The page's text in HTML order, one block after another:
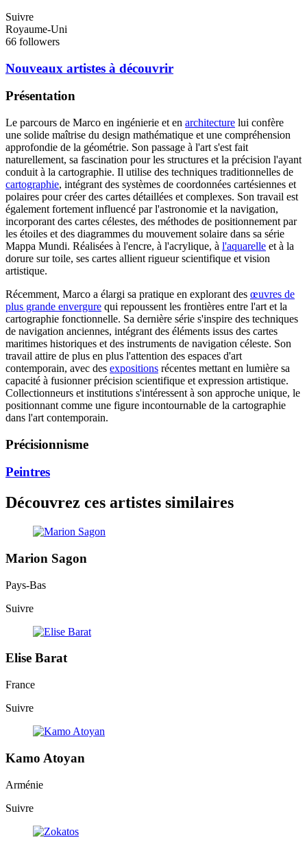
Suivre
Royaume-Uni
66 followers
Nouveaux artistes à découvrir
Présentation
Le parcours de Marco en ingénierie et en architecture lui confère
une solide maîtrise du design mathématique et une compréhension
approfondie de la géométrie. Son passage à l'art s'est fait
naturellement, sa fascination pour les structures et la précision l'ayant
conduit à la cartographie. Il utilise des techniques traditionnelles de
cartographie, intégrant des systèmes de coordonnées cartésiennes et
polaires pour créer des cartes détaillées et complexes. Son travail est
également fortement influencé par l'astronomie et la navigation,
incorporant des cartes célestes, des méthodes de positionnement par
les étoiles et des diagrammes du mouvement solaire dans sa série
Mappa Mundi. Réalisées à l'encre, à l'acrylique, à l'aquarelle et à la
dorure sur toile, ses cartes allient rigueur scientifique et vision
artistique.
Récemment, Marco a élargi sa pratique en explorant des œuvres de
plus grande envergure qui repoussent les frontières entre l'art et la
cartographie fonctionnelle. Sa dernière série s'inspire des techniques
de navigation anciennes, intégrant des éléments issus des cartes
maritimes historiques et des instruments de navigation céleste. Son
travail attire de plus en plus l'attention des espaces d'art
contemporain, avec des expositions récentes mettant en lumière sa
capacité à fusionner précision scientifique et expression artistique.
Collectionneurs et institutions s'intéressent à son approche unique, le
positionnant comme une figure incontournable de la cartographie
dans l'art contemporain.
Précisionnisme
Peintres
Découvrez ces artistes similaires
Marion Sagon
Pays-Bas
Suivre
Elise Barat
France
Suivre
Kamo Atoyan
Arménie
Suivre